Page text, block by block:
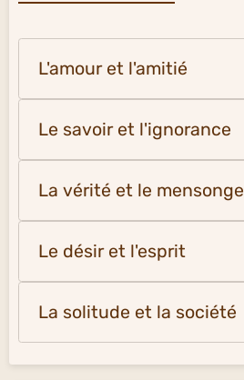
L'amour et l'amitié
Le savoir et l'ignorance
La vérité et le mensonge
Le désir et l'esprit
La solitude et la société